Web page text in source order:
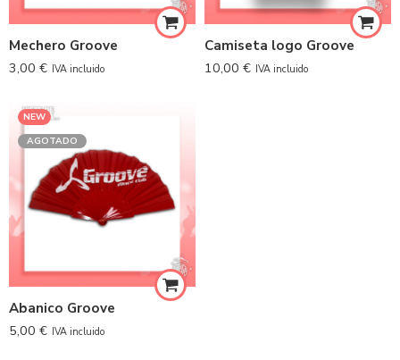
Mechero Groove
3,00 € IVA incluido
Camiseta logo Groove
10,00 € IVA incluido
NEW
AGOTADO
Abanico Groove
5,00 € IVA incluido